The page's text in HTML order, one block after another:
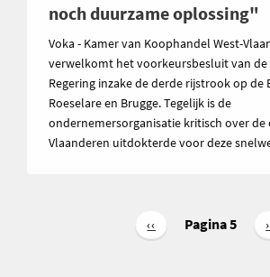
noch duurzame oplossing"
Voka - Kamer van Koophandel West-
verwelkomt het voorkeursbesluit van de
Regering inzake de derde rijstrook op de
Roeselare en Brugge. Tegelijk is de
ondernemersorganisatie kritisch over de
Vlaanderen uitdokterde voor deze
Vorige
pagina
‹‹ Pagina 5